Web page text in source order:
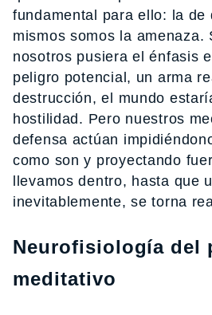
fundamental para ello: la de
mismos somos la amenaza.
nosotros pusiera el énfasis
peligro potencial, un arma
destrucción, el mundo
hostilidad. Pero nuestros
defensa actúan
como son y proyectando
llevamos dentro, hasta que
inevitablemente, se torna
Neurofisiología del
meditativo